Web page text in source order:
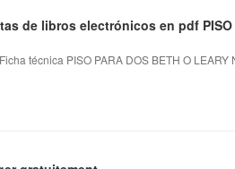
de libros electrónicos en pdf PISO
técnica PISO PARA DOS BETH O